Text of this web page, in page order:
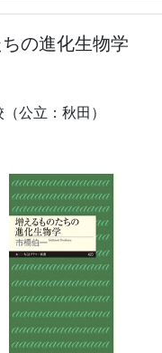
の進化生物学
公立：秋田）